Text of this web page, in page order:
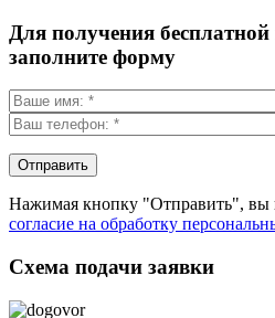
Для получения
заполните форму
Нажимая кнопку "Отправить", вы
согласие на обработку
Схема подачи заявки